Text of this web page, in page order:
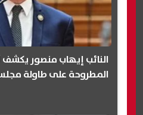
النائب إيهاب منصور يكشف
المطروحة على طاولة